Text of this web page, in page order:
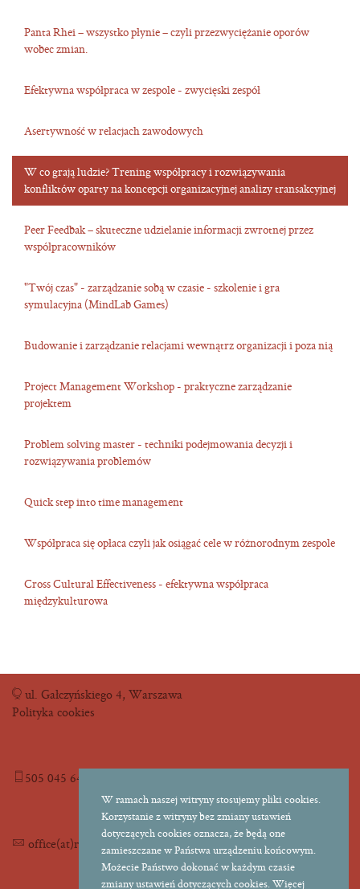
W ramach naszej witryny stosujemy pliki cookies.
Korzystanie z witryny bez zmiany ustawień
dotyczących cookies oznacza, że będą one
zamieszczane w Państwa urządzeniu końcowym.
Możecie Państwo dokonać w każdym czasie
zmiany ustawień dotyczących cookies. Więcej
Panta Rhei – wszystko płynie – czyli przezwyciężanie oporów
wobec zmian.
Efektywna współpraca w zespole - zwycięski zespół
Asertywność w relacjach zawodowych
W co grają ludzie? Trening współpracy i rozwiązywania
konfliktów oparty na koncepcji organizacyjnej analizy transakcyjnej
Peer Feedbak – skuteczne udzielanie informacji zwrotnej przez
współpracowników
"Twój czas" - zarządzanie sobą w czasie - szkolenie i gra
symulacyjna (MindLab Games)
Budowanie i zarządzanie relacjami wewnątrz organizacji i poza nią
Project Management Workshop - praktyczne zarządzanie
projektem
Problem solving master - techniki podejmowania decyzji i
rozwiązywania problemów
Quick step into time management
Współpraca się opłaca czyli jak osiągać cele w różnorodnym zespole
Cross Cultural Effectiveness - efektywna współpraca
międzykulturowa
ul. Gałczyńskiego 4, Warszawa
Polityka cookies
505 045 645
office(at)readytojump.pl